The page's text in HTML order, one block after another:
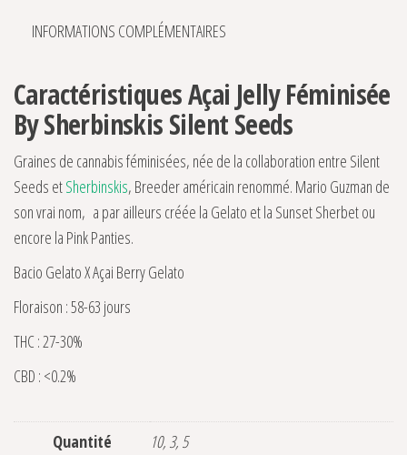
INFORMATIONS COMPLÉMENTAIRES
Caractéristiques Açai Jelly Féminisée
By Sherbinskis Silent Seeds
Graines de cannabis féminisées, née de la collaboration entre Silent
Seeds etSherbinskis, Breeder américain renommé. Mario Guzman de
son vrai nom, a par ailleurs créée la Gelato et la Sunset Sherbet ou
encore la Pink Panties.
Bacio Gelato X Açai Berry Gelato
Floraison : 58-63 jours
THC : 27-30%
CBD : <0.2%
Quantité 10, 3, 5